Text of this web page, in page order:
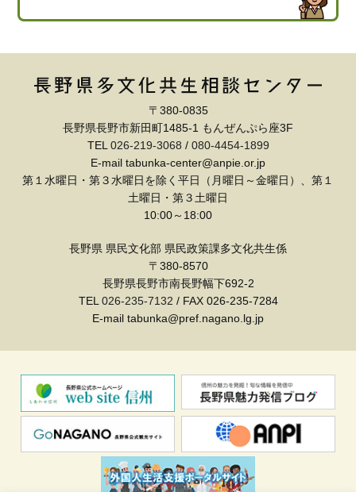
〒380-0835
長野県長野市新田町1485-1 もんぜんぷら座3F
TEL026-219-3068 / 080-4454-1899
E-mail tabunka-center@anpie.or.jp
第１水曜日・第３水曜日を除く平日（月曜日～金曜日）、第１
土曜日・第３土曜日
10:00～18:00
長野県 県民文化部 県民政策課多文化共生係
〒380-8570
長野県長野市南長野幅下692-2
TEL026-235-7132 / FAX 026-235-7284
E-mail tabunka@pref.nagano.lg.jp